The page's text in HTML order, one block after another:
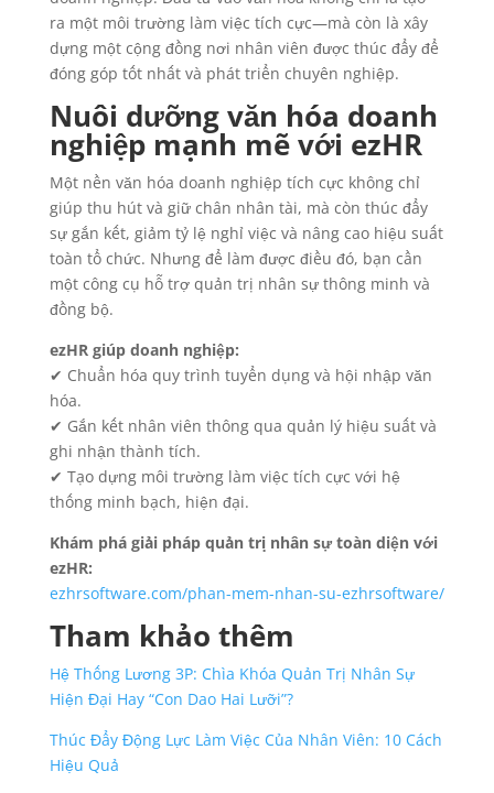
ra một môi trường làm việc tích cực—mà còn là xây
dựng một cộng đồng nơi nhân viên được thúc đẩy để
đóng góp tốt nhất và phát triển chuyên nghiệp.
Nuôi dưỡng văn hóa doanh
nghiệp mạnh mẽ với ezHR
Một nền văn hóa doanh nghiệp tích cực không chỉ
giúp thu hút và giữ chân nhân tài, mà còn thúc đẩy
sự gắn kết, giảm tỷ lệ nghỉ việc và nâng cao hiệu suất
toàn tổ chức. Nhưng để làm được điều đó, bạn cần
một công cụ hỗ trợ quản trị nhân sự thông minh và
đồng bộ.
ezHR giúp doanh nghiệp:
✔ Chuẩn hóa quy trình tuyển dụng và hội nhập văn
hóa.
✔ Gắn kết nhân viên thông qua quản lý hiệu suất và
ghi nhận thành tích.
✔ Tạo dựng môi trường làm việc tích cực với hệ
thống minh bạch, hiện đại.
Khám phá giải pháp quản trị nhân sự toàn diện với
ezHR:
ezhrsoftware.com/phan-mem-nhan-su-ezhrsoftware/
Tham khảo thêm
Hệ Thống Lương 3P: Chìa Khóa Quản Trị Nhân Sự
Hiện Đại Hay “Con Dao Hai Lưỡi”?
Thúc Đẩy Động Lực Làm Việc Của Nhân Viên: 10 Cách
Hiệu Quả